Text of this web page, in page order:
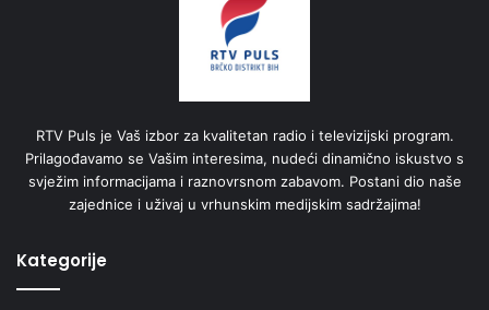
RTV Puls je Vaš izbor za kvalitetan radio i televizijski program.
Prilagođavamo se Vašim interesima, nudeći dinamično iskustvo s
svježim informacijama i raznovrsnom zabavom. Postani dio naše
zajednice i uživaj u vrhunskim medijskim sadržajima!
Kategorije